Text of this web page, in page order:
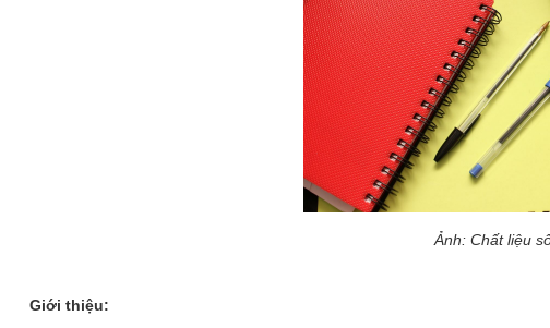
Ảnh: Chất liệu
Giới thiệu: